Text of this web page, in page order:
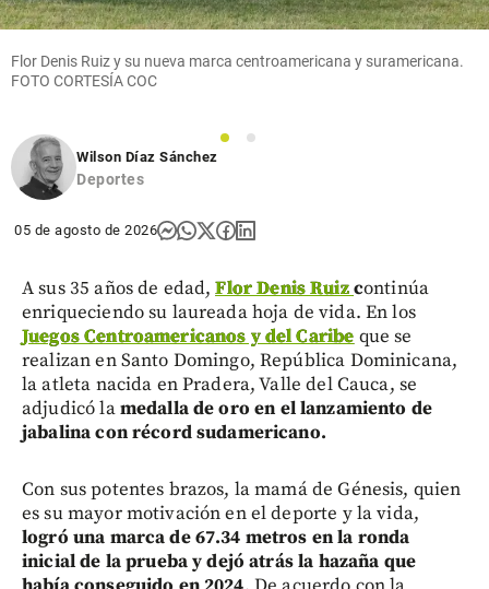
Flor Denis Ruiz y su nueva marca centroamericana y suramericana.
FOTO CORTESÍA COC
1
2
Wilson Díaz Sánchez
Deportes
05 de agosto de 2026
A sus 35 años de edad,Flor Denis Ruizcontinúa
enriqueciendo su laureada hoja de vida. En los
Juegos Centroamericanos y del Caribe que se
realizan en Santo Domingo, República Dominicana,
la atleta nacida en Pradera, Valle del Cauca, se
adjudicó lamedalla de oro en el lanzamiento de
jabalina con récord sudamericano.
Con sus potentes brazos, la mamá de Génesis, quien
es su mayor motivación en el deporte y la vida,
logró una marca de 67.34 metros en la ronda
inicial de la prueba y dejó atrás la hazaña que